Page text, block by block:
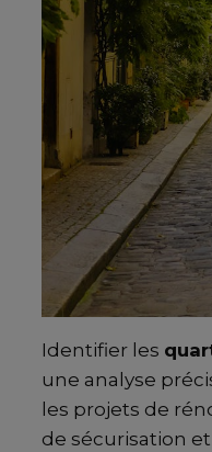
Identifier les
une analyse
les projets de
de sécurisation